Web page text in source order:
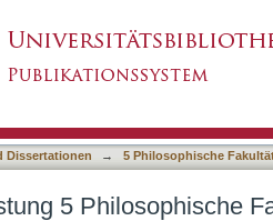
Dissertationen → 5 Philosophische
5 Philosophische